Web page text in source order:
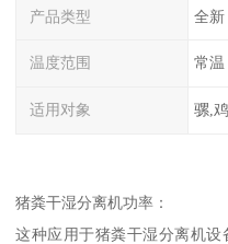
产品类型 全新
温度范围 常温
适用对象
猪粪干湿分离机功率：
这种应用于猪粪干湿分离机